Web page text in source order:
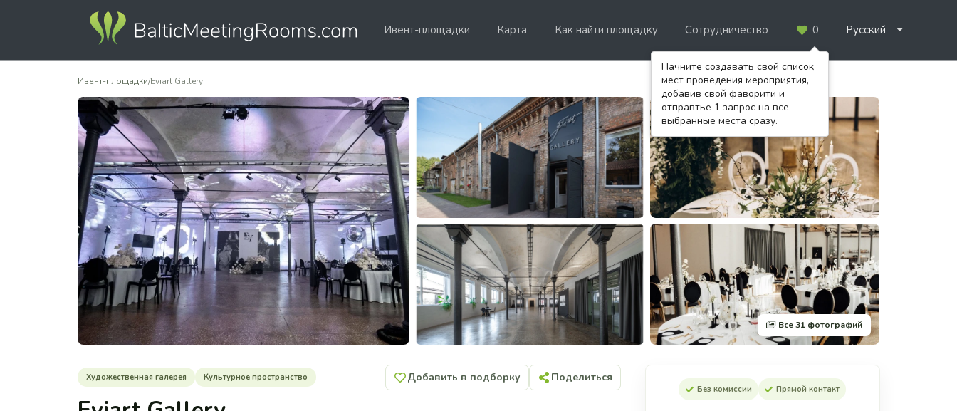
Ивент-площадки Карта Как найти площадку Сотрудничество 0 Русский
Ивент-площадки/Eviart Gallery
Все 31 фотографий
Художественная галерея Культурное пространство Добавить в подборку Поделиться
Без комиссии Прямой контакт
Начните создавать свой список
мест проведения мероприятия,
добавив свой фаворити и
отправтье 1 запрос на все
выбранные места сразу.